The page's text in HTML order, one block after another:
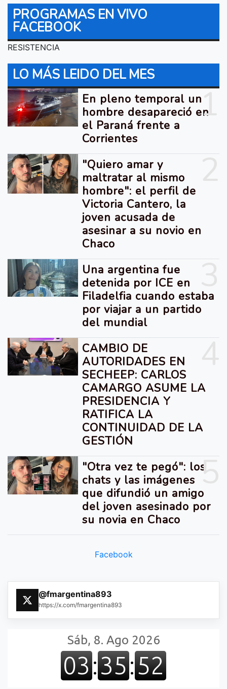
PROGRAMAS EN VIVO
FACEBOOK
RESISTENCIA
LO MÁS LEIDO DEL MES
1
En pleno temporal un
hombre desapareció en
el Paraná frente a
Corrientes
"Quiero amar y
maltratar al mismo
hombre": el perfil de
Victoria Cantero, la
joven acusada de
asesinar a su novio en
Chaco
Una argentina fue
detenida por ICE en
Filadelfia cuando estaba
por viajar a un partido
del mundial
CAMBIO DE
AUTORIDADES EN
SECHEEP: CARLOS
CAMARGO ASUME LA
PRESIDENCIA Y
RATIFICA LA
CONTINUIDAD DE LA
GESTIÓN
5
"Otra vez te pegó": los
chats y las imágenes
que difundió un amigo
del joven asesinado por
su novia en Chaco
Facebook
@fmargentina893
https://x.com/fmargentina893